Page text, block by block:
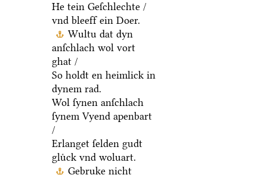
He tein Geſchlechte /
vnd bleeff ein Doer.
Wultu dat dyn
anſchlach wol vort
ghat /
So holdt en heimlick in
dynem rad.
Wol ſynen anſchlach
ſynem Vyend apenbart
/
Erlanget ſelden gudt
gluͤck vnd woluart.
Gebruke nicht